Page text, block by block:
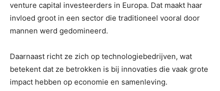
venture capital investeerders in Europa. Dat maakt haar
invloed groot in een sector die traditioneel vooral door
mannen werd gedomineerd.
Daarnaast richt ze zich op technologiebedrijven, wat
betekent dat ze betrokken is bij innovaties die vaak grote
impact hebben op economie en samenleving.